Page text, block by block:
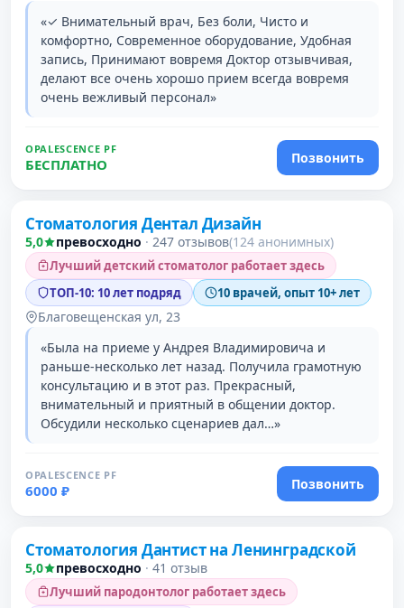
«✓ Внимательный врач, Без боли, Чисто и
комфортно, Современное оборудование, Удобная
запись, Принимают вовремя Доктор отзывчивая,
делают все очень хорошо прием всегда вовремя
очень вежливый персонал»
OPALESCENCE PF
БЕСПЛАТНО
Позвонить
Проверено давно
Стоматология Дентал Дизайн
5,0 превосходно · 247 отзывов(124 анонимных)
Лучший детский стоматолог работает здесь
ТОП-10: 10 лет подряд
10 врачей, опыт 10+ лет
Благовещенская ул, 23
«Была на приеме у Андрея Владимировича и
раньше-несколько лет назад. Получила грамотную
консультацию и в этот раз. Прекрасный,
внимательный и приятный в общении доктор.
Обсудили несколько сценариев дал…»
OPALESCENCE PF
6000 ₽
Позвонить
Проверено давно
Стоматология Дантист на Ленинградской
5,0 превосходно · 41 отзыв
Лучший пародонтолог работает здесь